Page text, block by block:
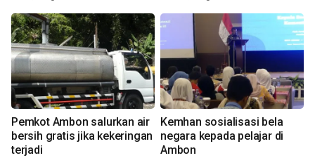
Pemkot Ambon salurkan air
bersih gratis jika kekeringan
terjadi
Kemhan sosialisasi bela
negara kepada pelajar di
Ambon